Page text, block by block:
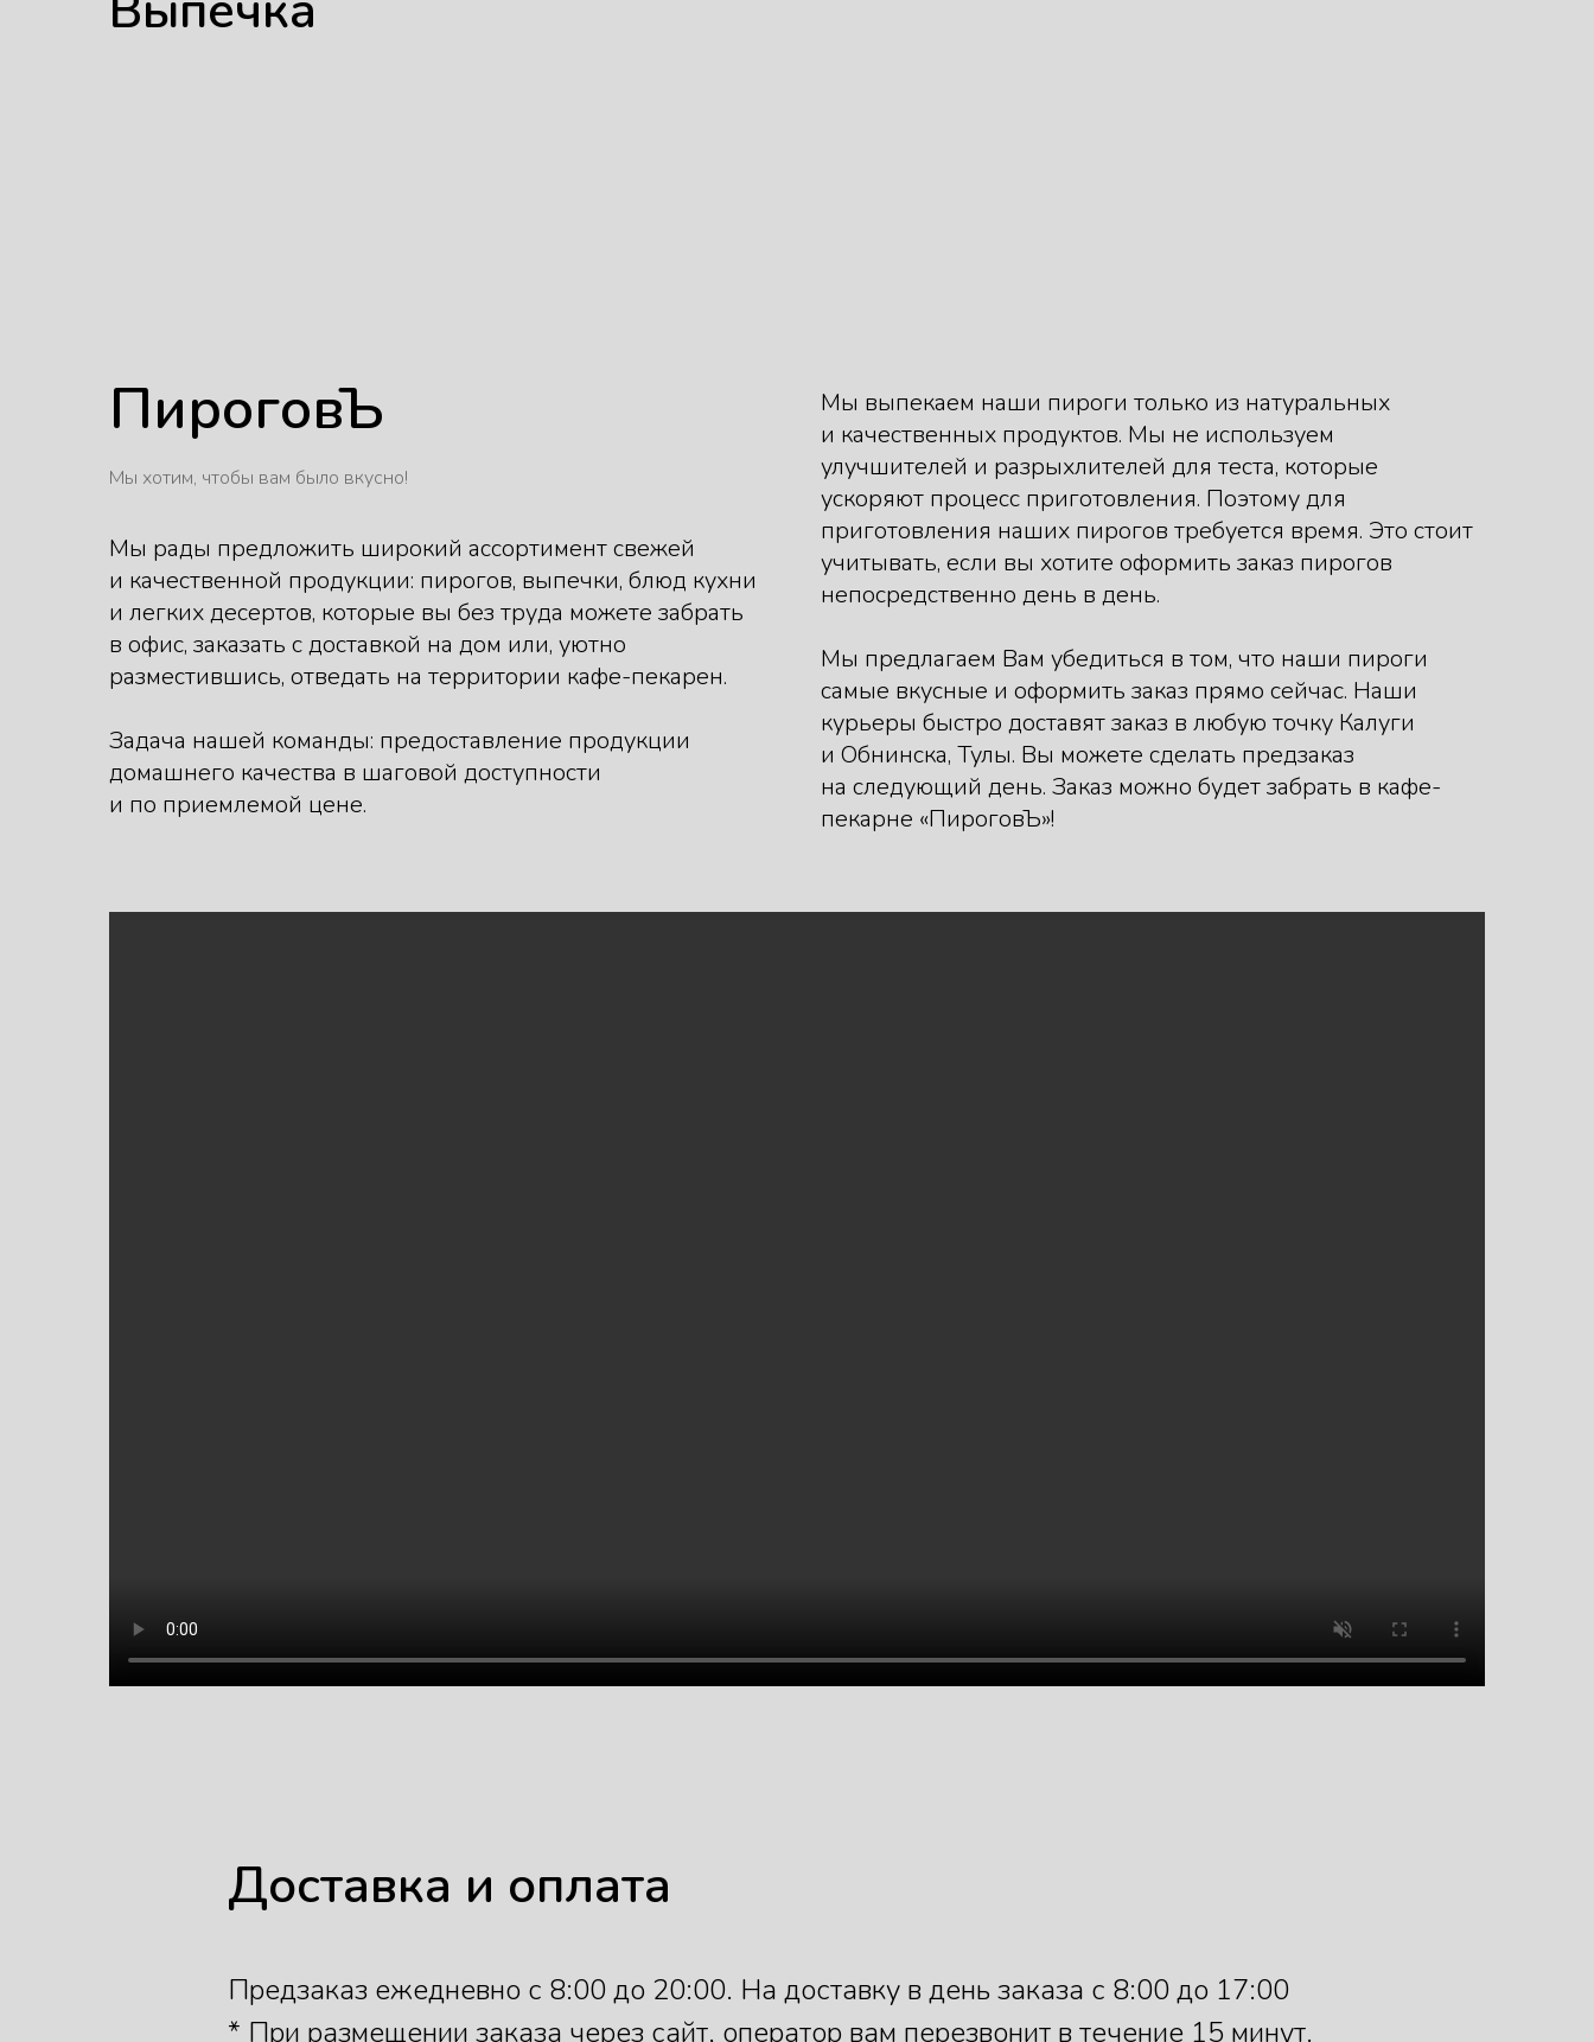
ПироговЪ
Мы хотим, чтобы вам было вкусно!
Мы рады предложить широкий ассортимент свежей
и качественной продукции: пирогов, выпечки, блюд кухни
и легких десертов, которые вы без труда можете забрать
в офис, заказать с доставкой на дом или, уютно
разместившись, отведать на территории кафе-пекарен.
Задача нашей команды: предоставление продукции
домашнего качества в шаговой доступности
и по приемлемой цене.
Мы выпекаем наши пироги только из натуральных
и качественных продуктов. Мы не используем
улучшителей и разрыхлителей для теста, которые
ускоряют процесс приготовления. Поэтому для
приготовления наших пирогов требуется время. Это стоит
учитывать, если вы хотите оформить заказ пирогов
непосредственно день в день.
Мы предлагаем Вам убедиться в том, что наши пироги
самые вкусные и оформить заказ прямо сейчас. Наши
курьеры быстро доставят заказ в любую точку Калуги
и Обнинска, Тулы. Вы можете сделать предзаказ
на следующий день. Заказ можно будет забрать в кафе-
пекарне «ПироговЪ»!
Доставка и оплата
Предзаказ ежедневно с 8:00 до 20:00. На доставку в день заказа с 8:00 до 17:00
* При размещении заказа через сайт, оператор вам перезвонит в течение 15 минут.